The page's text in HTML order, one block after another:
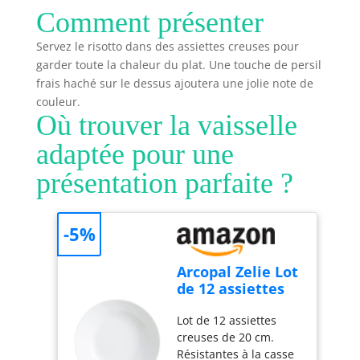
tombe uniformément
sur le couvercle de la
casserole, ce qui
permet de conserver
les aliments avec un
adéquat, un meilleur
plus sain. Aide de
multifonctionnelle :
Topbooc cocotte en
fonte convient aux
cuisinières à gaz,
électriques,
vitrocéramiques et à
induction (elle ne
à micro-ondes). Une
seule cocotte suffit
nettoyage facile,
tandis que le design
compatible lave-
vaisselle (sauf
couvercle) offre une
RÉSULTATS
couvercle de
condensation promet
des aliments tendres,
moelleux et juteux,
tandis que la base
épaisse assure une
cuisson uniforme
POLYVALENCE:
ustensile parfait pour
de recettes, telles que
des ragoûts, des plats
Comment présenter
Servez le risotto dans des assiettes creuses pour
garder toute la chaleur du plat. Une touche de persil
frais haché sur le dessus ajoutera une jolie note de
couleur.
Où trouver la vaisselle
adaptée pour une
présentation parfaite ?
Arcopal Zelie Lot
de 12 assiettes
opale extra
résistant Blanc
Lot de 12 assiettes
creuses de 20 cm.
Résistantes à la casse
-5%